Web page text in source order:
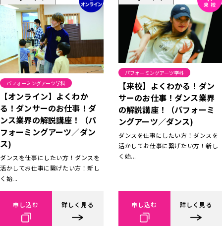
パフォーミングアーツ学科
【オンライン】よくわか
る！ダンサーのお仕事！ダ
ンス業界の解説講座！（パ
フォーミングアーツ／ダン
ス)
ダンスを仕事にしたい方！ダンスを
活かしてお仕事に繋げたい方！新し
く始...
申し込む 詳しく見る
パフォーミングアーツ学科
【来校】よくわかる！ダン
サーのお仕事！ダンス業界
の解説講座！（パフォーミ
ングアーツ／ダンス)
ダンスを仕事にしたい方！ダンスを
活かしてお仕事に繋げたい方！新し
く始...
申し込む 詳しく見る